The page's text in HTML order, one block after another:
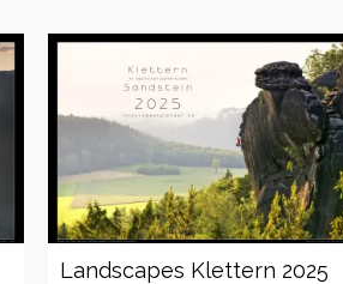
Landscapes Klettern 2025